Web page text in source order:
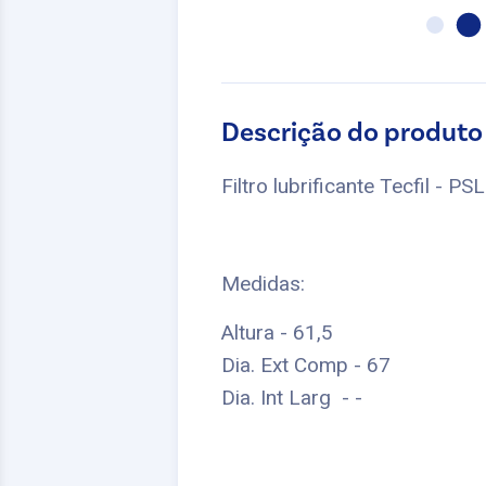
Descrição do produto
Filtro lubrificante Tecfil -
Medidas:
Altura - 61,5
Dia. Ext Comp - 67
Dia. Int Larg - -